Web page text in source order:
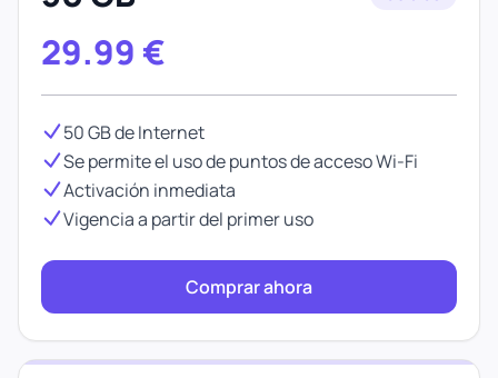
29.99 €
50 GB de Internet
Se permite el uso de puntos de acceso Wi-Fi
Activación inmediata
Vigencia a partir del primer uso
Comprar ahora